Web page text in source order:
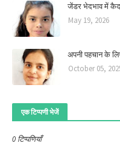
जेंडर भेदभाव में
May 19, 2026
अपनी पहचान के
October 05,
एक टिप्पणी भेजें
0 टिप्पणियाँ